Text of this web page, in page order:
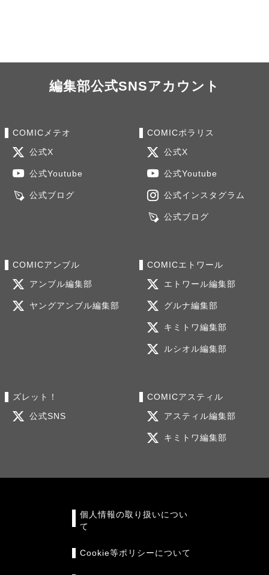
編集部公式SNSアカウント
COMICメテオ
公式X
公式Youtube
公式ブログ
COMICポラリス
公式X
公式Youtube
公式インスタグラム
公式ブログ
COMICアンブル
アンブル編集部
ヤングアンブル編集部
COMICエトワール
エトワール編集部
グルナ編集部
キミトワ編集部
ルシオル編集部
ズレット！
公式SNS
COMICアスティル
アスティル編集部
キミトワ編集部
個人情報の取り扱いについ
て
Cookie等ポリシーについて